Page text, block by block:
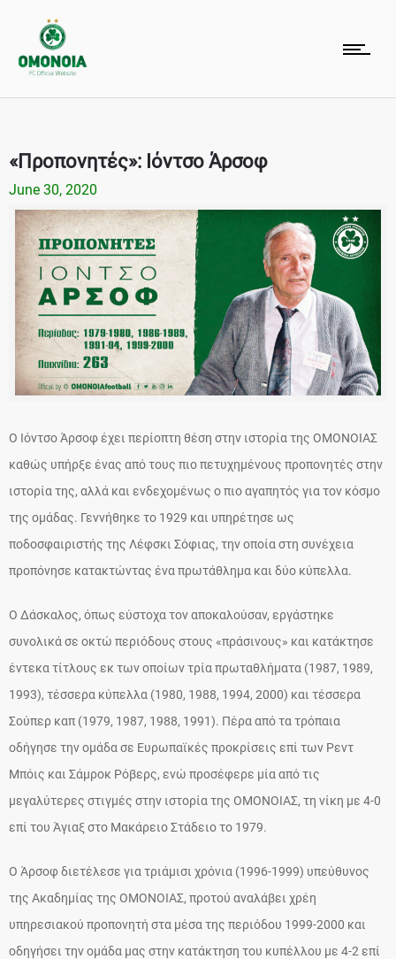
«Προπονητές»: Ιόντσο Άρσοφ
June 30, 2020
Ο Ιόντσο Άρσοφ έχει περίοπτη θέση στην ιστορία της ΟΜΟΝΟΙΑΣ
καθώς υπήρξε ένας από τους πιο πετυχημένους προπονητές στην
ιστορία της, αλλά και ενδεχομένως ο πιο αγαπητός για τον κόσμο
της ομάδας. Γεννήθηκε το 1929 και υπηρέτησε ως
ποδοσφαιριστής της Λέφσκι Σόφιας, την οποία στη συνέχεια
προπόνησε κατακτώντας ένα πρωτάθλημα και δύο κύπελλα.
Ο Δάσκαλος, όπως εύστοχα τον αποκαλούσαν, εργάστηκε
συνολικά σε οκτώ περιόδους στους «πράσινους» και κατάκτησε
έντεκα τίτλους εκ των οποίων τρία πρωταθλήματα (1987, 1989,
1993), τέσσερα κύπελλα (1980, 1988, 1994, 2000) και τέσσερα
Σούπερ καπ (1979, 1987, 1988, 1991). Πέρα από τα τρόπαια
οδήγησε την ομάδα σε Ευρωπαϊκές προκρίσεις επί των Ρεντ
Μπόις και Σάμροκ Ρόβερς, ενώ προσέφερε μία από τις
μεγαλύτερες στιγμές στην ιστορία της ΟΜΟΝΟΙΑΣ, τη νίκη με 4-0
επί του Άγιαξ στο Μακάρειο Στάδειο το 1979.
Ο Άρσοφ διετέλεσε για τριάμισι χρόνια (1996-1999) υπεύθυνος
της Ακαδημίας της ΟΜΟΝΟΙΑΣ, προτού αναλάβει χρέη
υπηρεσιακού προπονητή στα μέσα της περιόδου 1999-2000 και
οδηγήσει την ομάδα μας στην κατάκτηση του κυπέλλου με 4-2 επί